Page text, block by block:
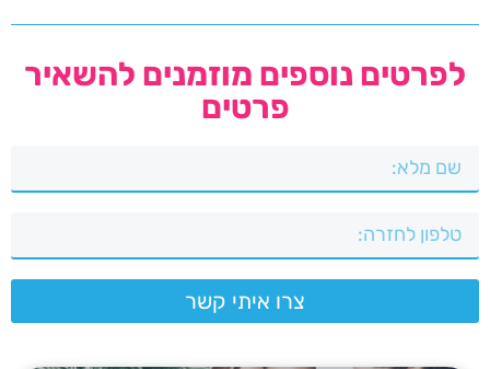
לפרטים נוספים מוזמנים להשאיר
פרטים
צרו איתי קשר